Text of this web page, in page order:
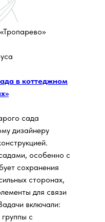
в коттеджном
сада
дизайнеру
особенно с
сохранения
сторонах,
для связи
включали:
с